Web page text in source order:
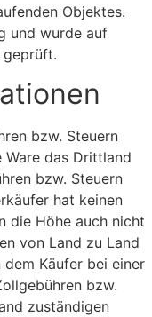
Objektes.
und wurde auf
geprüft.
bzw. Steuern
das Drittland
bzw. Steuern
hat keinen
die Höhe auch nicht
von Land zu Land
Käufer bei einer
bzw.
zuständigen